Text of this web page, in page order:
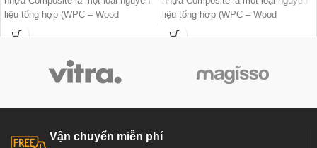
liệu tổng hợp (WPC – Wood
liệu tổng hợp (WPC – Wood
Vận chuyển miễn phí